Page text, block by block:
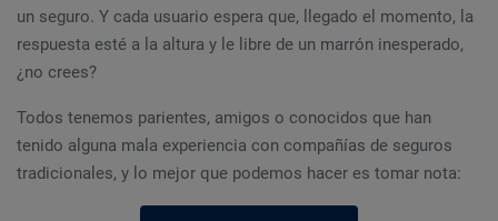
un seguro. Y cada usuario espera que, llegado el momento, la
respuesta esté a la altura y le libre de un marrón inesperado,
¿no crees?
Todos tenemos parientes, amigos o conocidos que han
tenido alguna mala experiencia con compañías de seguros
tradicionales, y lo mejor que podemos hacer es tomar nota: